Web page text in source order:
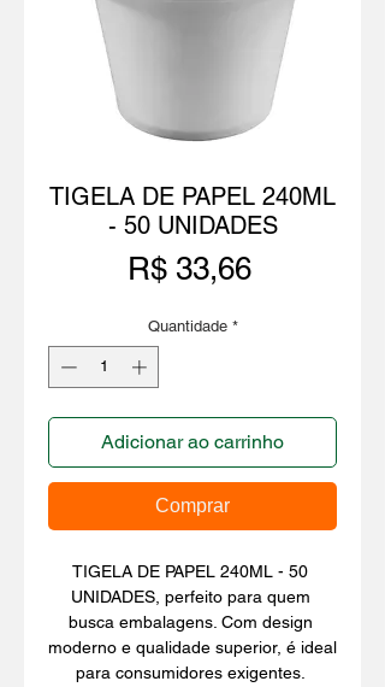
TIGELA DE PAPEL 240ML
- 50 UNIDADES
R$ 33,66Preço
Quantidade *
Adicionar ao carrinho
Comprar
TIGELA DE PAPEL 240ML - 50
UNIDADES, perfeito para quem
busca embalagens. Com design
moderno e qualidade superior, é ideal
para consumidores exigentes.